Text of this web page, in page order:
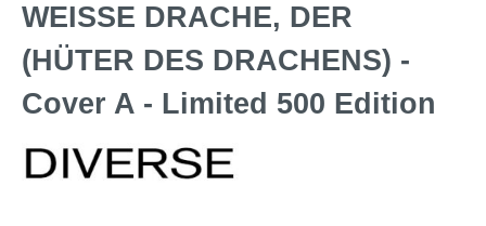
WEISSE DRACHE, DER
(HÜTER DES DRACHENS) -
Cover A - Limited 500 Edition